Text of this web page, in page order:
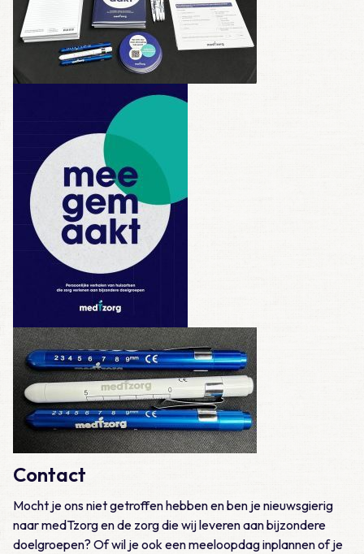
Contact
Mocht je ons niet getroffen hebben en ben je nieuwsgierig
naar medTzorg en de zorg die wij leveren aan bijzondere
doelgroepen? Of wil je ook een meeloopdag inplannen of je